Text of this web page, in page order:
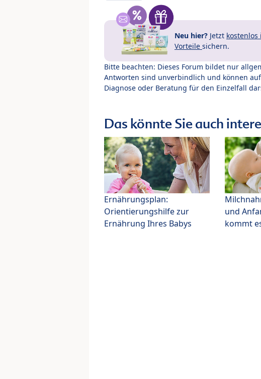
Neu hier? Jetzt kostenlos
Vorteile sichern.
Bitte beachten: Dieses Forum bildet nur
Antworten sind unverbindlich und können
Diagnose oder Beratung für den Einzelfall
Das könnte Sie auch
Ernährungsplan:
Orientierungshilfe zur
Ernährung Ihres Babys
und
kommt